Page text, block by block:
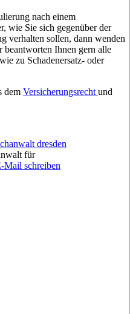
nach einem
wie Sie sich gegenüber der
verhalten sollen, dann wenden
beantworten Ihnen gern alle
zu Schadenersatz- oder
dem Versicherungsrecht und
für
Mail schreiben